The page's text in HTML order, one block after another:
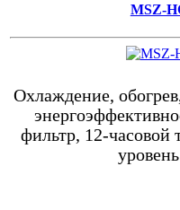
MSZ-
Охлаждение,
фильтр, 12-часовой